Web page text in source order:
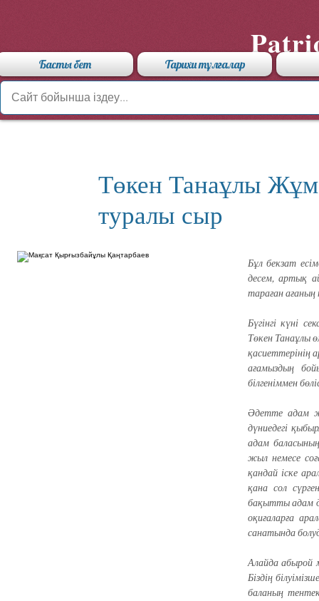
Басты бет Тарихи тұлғалар
Төкен Танаұлы
туралы сыр
Бұл бекзат
десем, артық
тараған
Бүгінгі күні
Төкен Танаұлы
қасиеттерінің
ағамыздың
білгеніммен
Әдетте адам
дүниедегі
адам
жыл немесе
қандай іске
қана сол
бақытты адам
оқиғаларға
санатында
Алайда абырой
Біздің
баланың